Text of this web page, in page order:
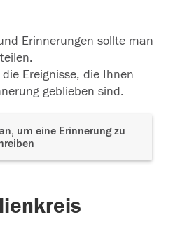
Erinnerungen sollte man
teilen.
Ereignisse, die Ihnen
geblieben sind.
um eine Erinnerung zu